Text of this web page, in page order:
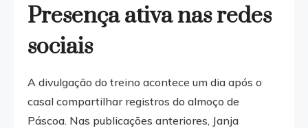
Presença ativa nas redes
sociais
A divulgação do treino acontece um dia após o
casal compartilhar registros do almoço de
Páscoa. Nas publicações anteriores, Janja